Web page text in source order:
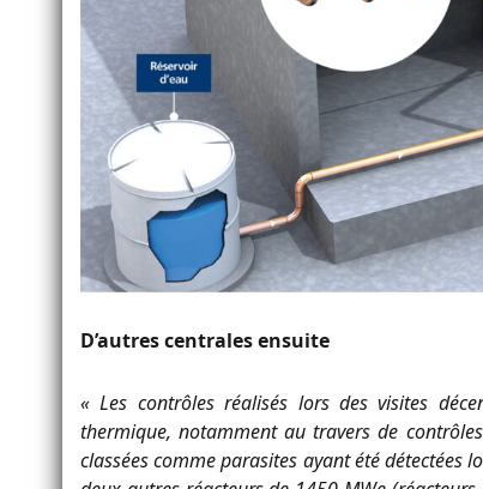
D’autres centrales ensuite
« Les contrôles réalisés lors des visites
thermique, notamment au travers de
classées comme parasites ayant été détectées